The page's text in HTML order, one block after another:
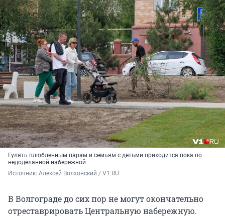
Гулять влюбленным парам и семьям с детьми приходится пока по
недоделанной набережной
Источник: Алексей Волхонский / V1.RU
В Волгограде до сих пор не могут окончательно
отреставрировать Центральную набережную.